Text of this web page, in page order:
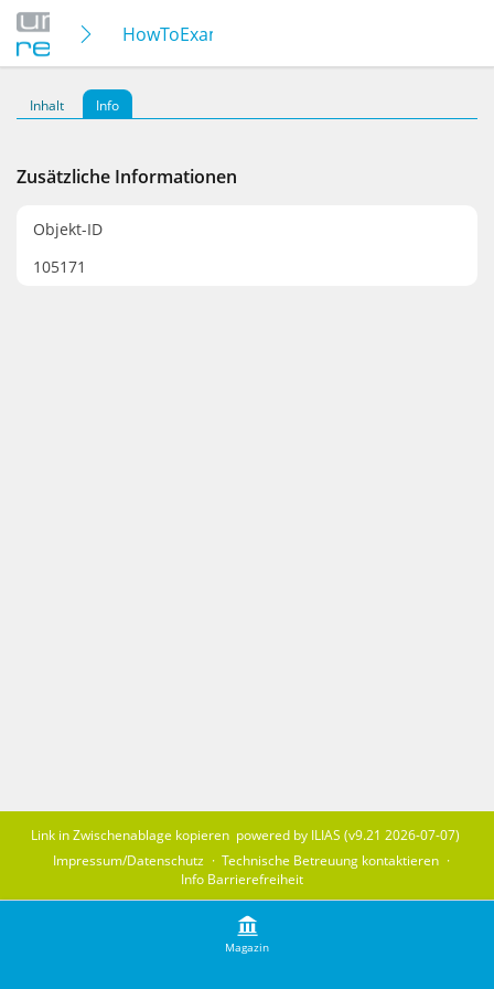
HowToExamen/HowToUnirep –
Magazin
Inhalt Info
Zusätzliche Informationen
Objekt-ID
105171
Link in Zwischenablage kopieren powered by ILIAS (v9.21 2026-07-07)
Impressum/Datenschutz
Technische Betreuung kontaktieren
Info Barrierefreiheit